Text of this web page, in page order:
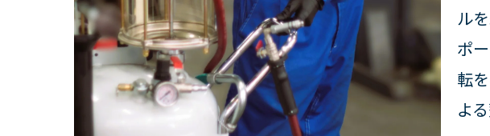
メンテナンス予約の簡
カスタマーサポートが
地元に愛されるスズキ
柏市で自動車の車検ならス
ル
ポ
転
よ